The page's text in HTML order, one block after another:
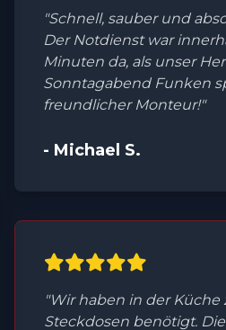
"Schnell, sauber und
Der Notdienst war
Minuten da, als unser
Sonntagabend Funken
freundlicher Monteur!"
- Michael S.
"Wir haben in der Küche
Steckdosen benötigt.